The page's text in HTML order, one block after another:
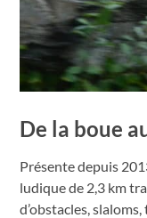
De la boue
Présente depuis
ludique de 2,3 km
d’obstacles,